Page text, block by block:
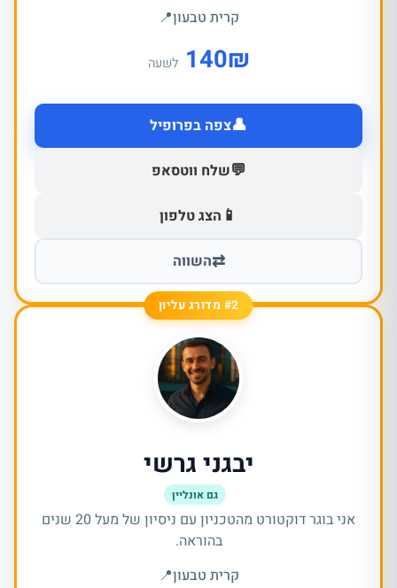
קרית טבעון📍
₪
140 לשעה
👤צפה בפרופיל
💬שלח ווטסאפ
📱 הצג טלפון
⇄השווה
#2 מדורג עליון
יבגני גרשי
גם אונליין
אני בוגר דוקטורט מהטכניון עם ניסיון של מעל 20 שנים
בהוראה.
קרית טבעון📍